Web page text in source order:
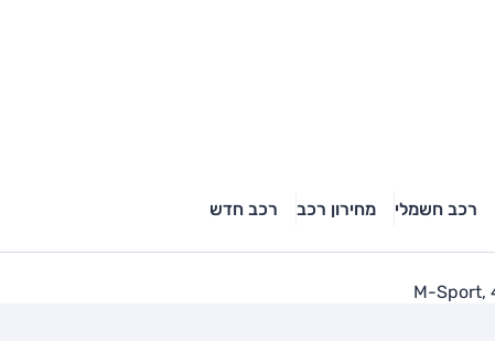
רכב חשמלי מחירון רכב רכב חדש